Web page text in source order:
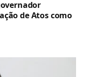
de Atos como